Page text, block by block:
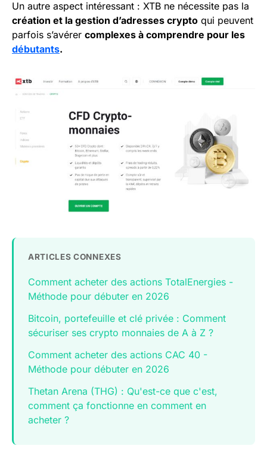
Un autre aspect intéressant : XTB ne nécessite pas la
création et la gestion d’adresses crypto qui peuvent
parfois s’avérer complexes à comprendre pour les
débutants.
ARTICLES CONNEXES
Comment acheter des actions TotalEnergies -
Méthode pour débuter en 2026
Bitcoin, portefeuille et clé privée : Comment
sécuriser ses crypto monnaies de A à Z ?
Comment acheter des actions CAC 40 -
Méthode pour débuter en 2026
Thetan Arena (THG) : Qu'est-ce que c'est,
comment ça fonctionne en comment en
acheter ?